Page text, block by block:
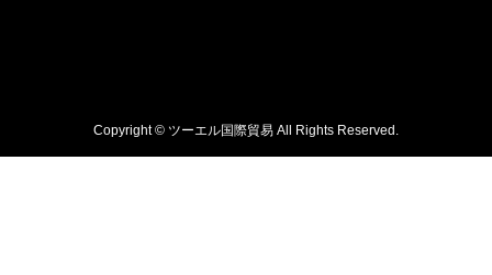
Copyright © ツーエル国際貿易 All Rights Reserved.